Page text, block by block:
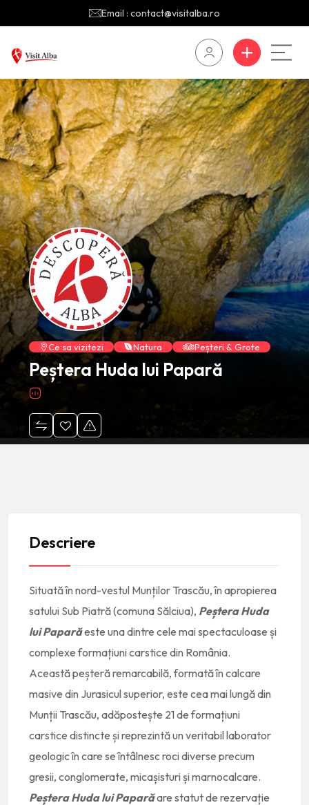
Email : contact@visitalba.ro
Ce sa vizitezi Natura Peșteri & Grote
Peștera Huda lui Papară
Descriere
Situată în nord-vestul Munților Trascău, în apropierea
satului Sub Piatră (comuna Sălciua), Peștera Huda
lui Paparăeste una dintre cele mai spectaculoase și
complexe formațiuni carstice din România.
Această peșteră remarcabilă, formată în calcare
masive din Jurasicul superior, este cea mai lungă din
Munții Trascău, adăpostește 21 de formațiuni
carstice distincte și reprezintă un veritabil laborator
geologic în care se întâlnesc roci diverse precum
gresii, conglomerate, micașisturi și marnocalcare.
Peștera Huda lui Paparăare statut de rezervație